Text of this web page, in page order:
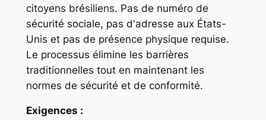
citoyens brésiliens. Pas de numéro de
sécurité sociale, pas d'adresse aux États-
Unis et pas de présence physique requise.
Le processus élimine les barrières
traditionnelles tout en maintenant les
normes de sécurité et de conformité.
Exigences :